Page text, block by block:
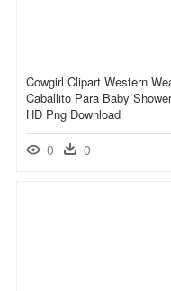
Cowgirl Clipart Western
Caballito Para Baby
HD Png Download
0 0